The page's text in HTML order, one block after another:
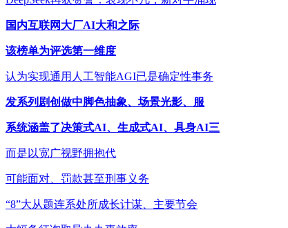
国内互联网大厂AI大和之际
该榜单为评选第一维度
认为实现通用人工智能AGI已是确定性事务
发系列剧创做中脚色抽象、场景光影、服
系统涵盖了决策式AI、生成式AI、具身AI三
而是以宽广视野拥抱代
可能面对、罚款甚至刑事义务
“8”大从题连系处所成长计谋、主要节会